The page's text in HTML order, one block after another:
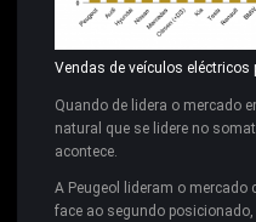
Vendas de veículos eléctricos
Quando de lidera o mercado
natural que se lidere no
acontece.
A Peugeol lideram o mercado
face ao segundo